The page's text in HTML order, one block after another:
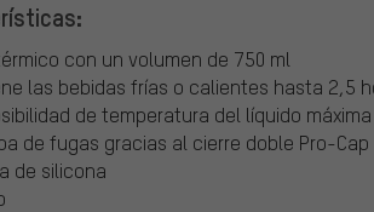
con un volumen de 750 ml
las bebidas frías o calientes hasta 2,5
de temperatura del líquido máxima
de fugas gracias al cierre doble Pro-Cap
de silicona